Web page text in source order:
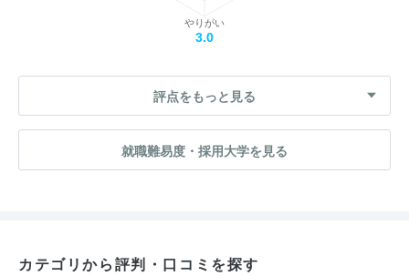
やりがい
3.0
評点をもっと見る
就職難易度・採用大学を見る
カテゴリから評判・口コミを探す